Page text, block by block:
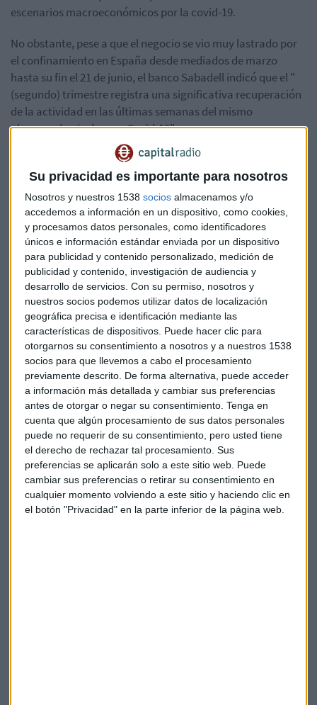
Su privacidad es importante para nosotros
Nosotros y nuestros 1538 socios almacenamos y/o
accedemos a información en un dispositivo, como cookies,
y procesamos datos personales, como identificadores
únicos e información estándar enviada por un dispositivo
para publicidad y contenido personalizado, medición de
publicidad y contenido, investigación de audiencia y
desarrollo de servicios. Con su permiso, nosotros y
nuestros socios podemos utilizar datos de localización
geográfica precisa e identificación mediante las
características de dispositivos. Puede hacer clic para
otorgarnos su consentimiento a nosotros y a nuestros 1538
socios para que llevemos a cabo el procesamiento
previamente descrito. De forma alternativa, puede acceder
a información más detallada y cambiar sus preferencias
antes de otorgar o negar su consentimiento. Tenga en
cuenta que algún procesamiento de sus datos personales
puede no requerir de su consentimiento, pero usted tiene
el derecho de rechazar tal procesamiento. Sus
preferencias se aplicarán solo a este sitio web. Puede
cambiar sus preferencias o retirar su consentimiento en
cualquier momento volviendo a este sitio y haciendo clic en
el botón "Privacidad" en la parte inferior de la página web.
escenarios macroeconómicos por la covid-19.
No obstante, pese a que el negocio se vio muy lastrado por
el confinamiento en España desde mediados de marzo
hasta su fin el 21 de junio, el banco Sabadell indicó que el "
(segundo) trimestre registra una significativa recuperación
de la actividad en las últimas semanas del mismo
alcanzando niveles pre-Covid-19".
Las cuentas se ven afectadas, como en el caso de otros
bancos, por moratorias en hipotecas y préstamos consumo
(por 2.527 millones de euros) ante las dificultades de
algunos clientes para atender los pagos.
Asimismo, el negocio de préstamos a empresas se vio
impulsado por el plan de créditos con aval estatal para
ayudar a las sociedades en apuros, con 11.000 millones de
euros concedidos en préstamos respaldados por el Instituto
de Credito Oficial (ICO).
En el marco de las cuarentenas para contener la epidemia,
el grupo observó un importante aumento del uso de sus
canales de banca online, con un 70% de la operativa
realizada a través de canales digitales y la duplicación de
los usuarios a través de la aplicación de pagos Bizum.
El crédito bruto cerró a junio de 2020 con un saldo de
145.131 millones de euros, con un crecimiento interanual del
2,4%.
Sabadell ha dicho que las dotaciones realizadas suponen un